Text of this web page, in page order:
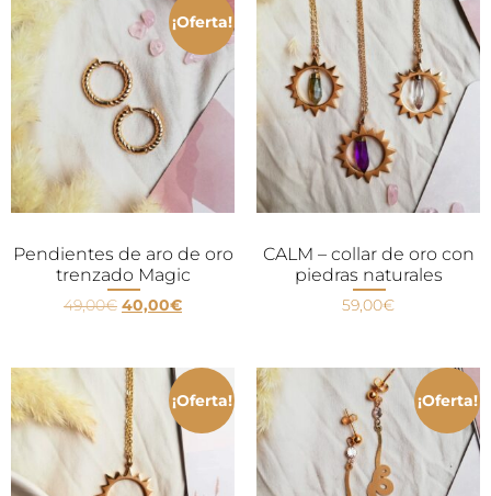
¡Oferta!
Pendientes de aro de oro
trenzado Magic
49,00€ 40,00€
CALM – collar de oro con
piedras naturales
59,00€
¡Oferta! ¡Oferta!